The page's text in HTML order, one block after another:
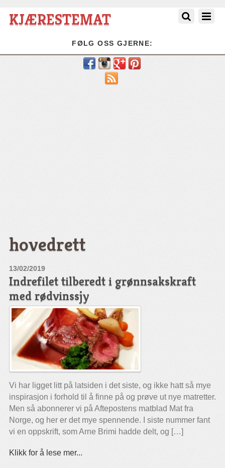
KJÆRESTEMAT
FØLG OSS GJERNE:
RSS
hovedrett
13/02/2019
Indrefilet tilberedt i grønnsakskraft
med rødvinssjy
Vi har ligget litt på latsiden i det siste, og ikke hatt så mye
inspirasjon i forhold til å finne på og prøve ut nye matretter.
Men så abonnerer vi på Aftepostens matblad Mat fra
Norge, og her er det mye spennende. I siste nummer fant
vi en oppskrift, som Arne Brimi hadde delt, og […]
Klikk for å lese mer...